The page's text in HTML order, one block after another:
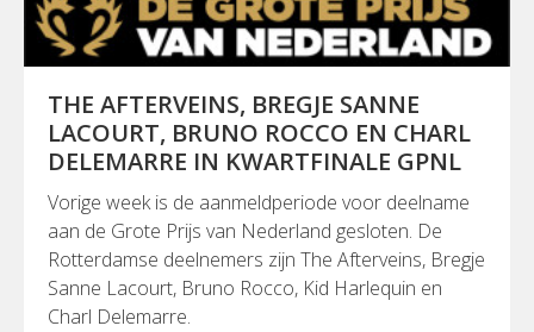
THE AFTERVEINS, BREGJE SANNE
LACOURT, BRUNO ROCCO EN CHARL
DELEMARRE IN KWARTFINALE GPNL
Vorige week is de aanmeldperiode voor deelname
aan de Grote Prijs van Nederland gesloten. De
Rotterdamse deelnemers zijn The Afterveins, Bregje
Sanne Lacourt, Bruno Rocco, Kid Harlequin en
Charl Delemarre.